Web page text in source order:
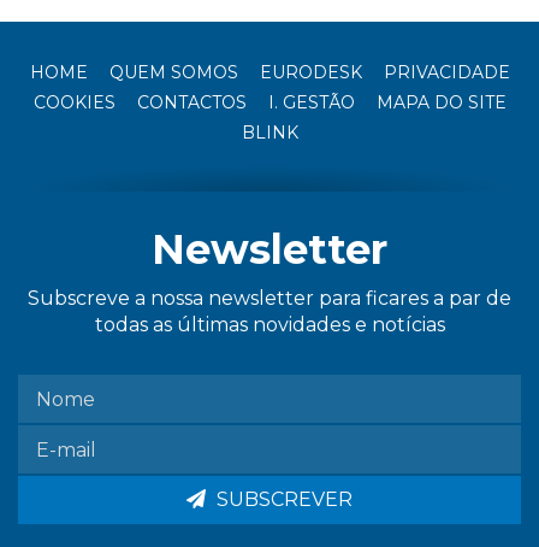
HOME QUEM SOMOS EURODESK
PRIVACIDADE
COOKIES
CONTACTOS I. GESTÃO
MAPA DO SITE
BLINK
Newsletter
Subscreve a nossa newsletter para ficares a par de
todas as últimas novidades e notícias
SUBSCREVER